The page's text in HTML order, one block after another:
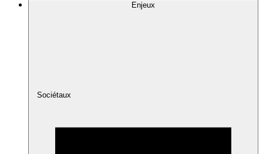
Enjeux
Sociétaux